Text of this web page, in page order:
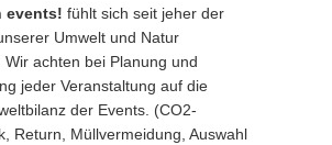
events! fühlt sich seit jeher der
Umwelt und Natur
Wir achten bei Planung und
jeder Veranstaltung auf die
der Events. (CO2-
Return, Müllvermeidung, Auswahl